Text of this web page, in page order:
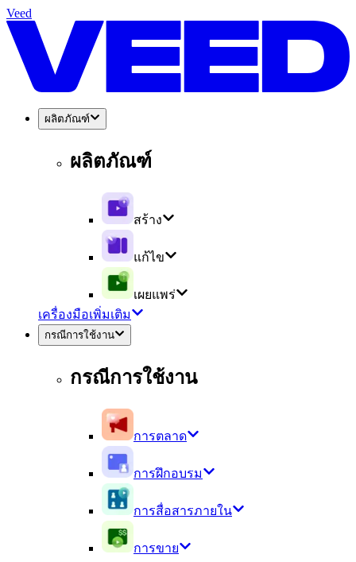
Veed
ผลิตภัณฑ์
ผลิตภัณฑ์
สร้าง
แก้ไข
เผยแพร่
เครื่องมือเพิ่มเติม
กรณีการใช้งาน
กรณีการใช้งาน
การตลาด
การฝึกอบรม
การสื่อสารภายใน
การขาย